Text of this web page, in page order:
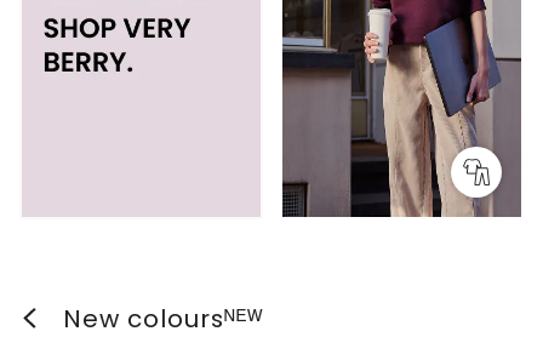
New coloursᴺᴱᵂ